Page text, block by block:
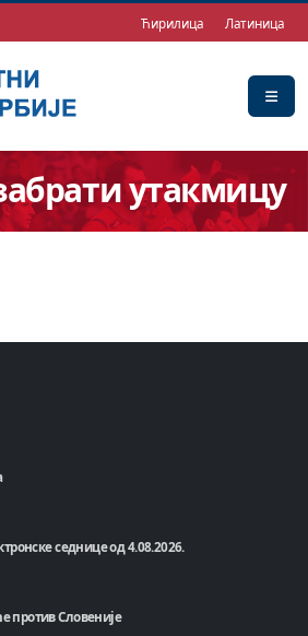
Ћирилица Латиница
утакмицу
седнице од 4.08.2026.
против Словеније